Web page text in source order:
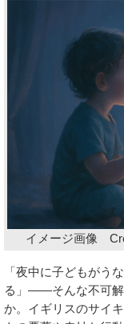
イメージ画像
「夜中に子どもがう
る」――そんな不可解
か。イギリスのサイ